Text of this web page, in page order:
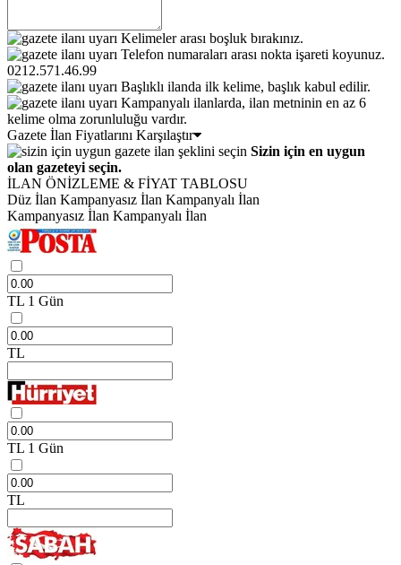
Kelimeler arası boşluk bırakınız.
Telefon numaraları arası nokta işareti koyunuz.
0212.571.46.99
Başlıklı ilanda ilk kelime, başlık kabul edilir.
Kampanyalı ilanlarda, ilan metninin en az 6
kelime olma zorunluluğu vardır.
Gazete İlan Fiyatlarını Karşılaştır
Sizin için en uygun
olan gazeteyi seçin.
İLAN ÖNİZLEME & FİYAT TABLOSU
Düz İlan Kampanyasız İlan Kampanyalı İlan
Kampanyasız İlan Kampanyalı İlan
TL 1 Gün
TL
TL 1 Gün
TL